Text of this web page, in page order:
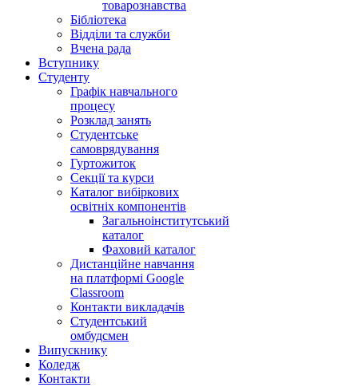
товарознавства
Бібліотека
Відділи та служби
Вчена рада
Вступнику
Студенту
Графік навчального
процесу
Розклад занять
Студентське
самоврядування
Гуртожиток
Секції та курси
Каталог вибіркових
освітніх компонентів
Загальноінститутський
каталог
Фаховий каталог
Дистанційне навчання
на платформі Google
Classroom
Контакти викладачів
Студентський
омбудсмен
Випускнику
Коледж
Контакти